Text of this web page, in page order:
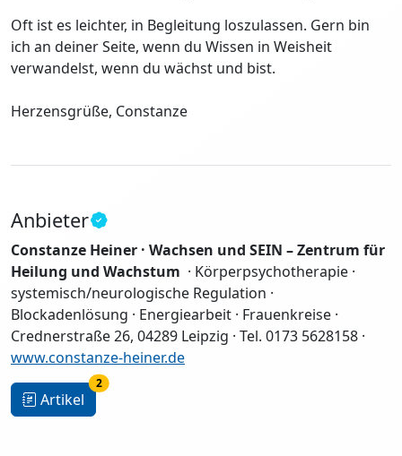
Oft ist es leichter, in Begleitung loszulassen. Gern bin
ich an deiner Seite, wenn du Wissen in Weisheit
verwandelst, wenn du wächst und bist.
Herzensgrüße, Constanze
Anbieter
Constanze Heiner · Wachsen und SEIN – Zentrum für
Heilung und Wachstum · Körperpsychotherapie ·
systemisch/neurologische Regulation ·
Blockadenlösung · Energiearbeit · Frauenkreise ·
Crednerstraße 26, 04289 Leipzig · Tel. 0173 5628158 ·
www.constanze-heiner.de
Artikel
2